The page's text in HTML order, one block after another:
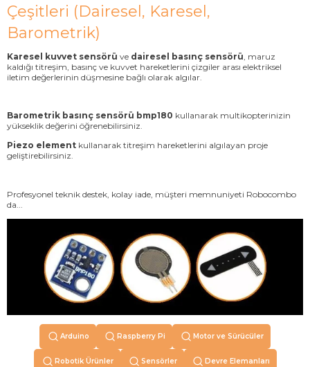
Çeşitleri (Dairesel, Karesel,
Barometrik)
Karesel kuvvet sensörü ve dairesel basınç sensörü , maruz
kaldığı titreşim, basınç ve kuvvet hareketlerini çizgiler arası elektriksel
iletim değerlerinin düşmesine bağlı olarak algılar.
Barometrik basınç sensörü bmp180 kullanarak multikopterinizin
yükseklik değerini öğrenebilirsiniz.
Piezo element kullanarak titreşim hareketlerini algılayan proje
geliştirebilirsiniz.
​Profesyonel teknik destek, kolay iade, müşteri memnuniyeti Robocombo
da...
Arduino Raspberry Pi Motor ve Sürücüler
Robotik Ürünler Sensörler Devre Elemanları